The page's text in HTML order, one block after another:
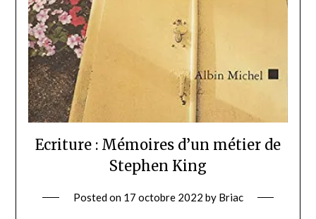
Ecriture : Mémoires d’un métier de
Stephen King
Posted on 17 octobre 2022 by Briac